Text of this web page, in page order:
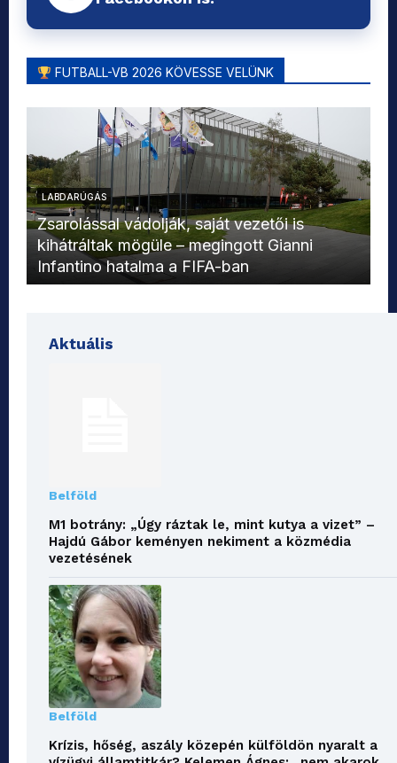
FUTBALL-VB 2026 KÖVESSE VELÜNK
LABDARÚGÁS
Zsarolással vádolják, saját vezetői is
kihátráltak mögüle – megingott Gianni
Infantino hatalma a FIFA-ban
Aktuális
Belföld
M1 botrány: „Úgy ráztak le, mint kutya a vizet” –
Hajdú Gábor keményen nekiment a közmédia
vezetésének
Belföld
Krízis, hőség, aszály közepén külföldön nyaralt a